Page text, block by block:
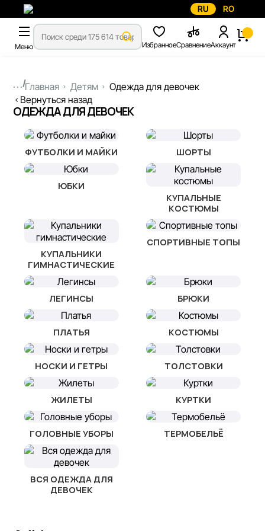
RU RO
Меню ИзбранноеСравнениеАккаунт
...Главная Детям
Одежда для девочек
Вернуться назад
ОДЕЖДА ДЛЯ ДЕВОЧЕК
ФУТБОЛКИ И МАЙКИ ШОРТЫ
ЮБКИ
КУПАЛЬНЫЕ
КОСТЮМЫ
КУПАЛЬНИКИ
ГИМНАСТИЧЕСКИЕ
СПОРТИВНЫЕ ТОПЫ
ЛЕГИНСЫ БРЮКИ
ПЛАТЬЯ КОСТЮМЫ
НОСКИ И ГЕТРЫ ТОЛСТОВКИ
ЖИЛЕТЫ КУРТКИ
ГОЛОВНЫЕ УБОРЫ ТЕРМОБЕЛЬЁ
ВСЯ ОДЕЖДА ДЛЯ
ДЕВОЧЕК